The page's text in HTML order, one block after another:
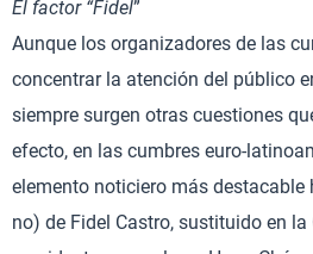
El factor “Fidel”
Aunque los organizadores de las
concentrar la atención del público
siempre surgen otras cuestiones
efecto, en las cumbres euro-
elemento noticiero más destacable
no) de Fidel Castro, sustituido en